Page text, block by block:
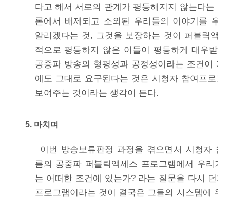
다고 해서 서로의 관계가 평등해지지 않는다는 것
론에서 배제되고 소외된 우리들의 이야기를 우
알리겠다는 것, 그것을 보장하는 것이 퍼블릭액
적으로 평등하지 않은 이들이 평등하게 대우받
공중파 방송의 형평성과 공정성이라는 조건이 퍼
에도 그대로 요구된다는 것은 시청자 참여프로그
보여주는 것이라는 생각이 든다.
5. 마치며
이번 방송보류판정 과정을 겪으면서 시청자 참
름의 공중파 퍼블릭액세스 프로그램에서 우리가
는 어떠한 조건에 있는가? 라는 질문을 다시 던지
프로그램이라는 것이 결국은 그들의 시스템에 우